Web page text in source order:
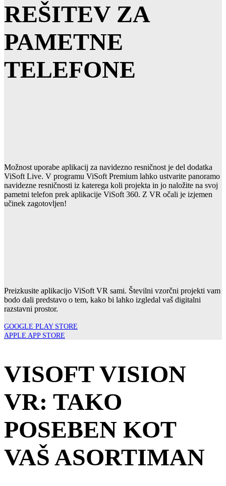
REŠITEV ZA
PAMETNE
TELEFONE
Možnost uporabe aplikacij za navidezno resničnost je del dodatka
ViSoft Live. V programu ViSoft Premium lahko ustvarite panoramo
navidezne resničnosti iz katerega koli projekta in jo naložite na svoj
pametni telefon prek aplikacije ViSoft 360. Z VR očali je izjemen
učinek zagotovljen!
Preizkusite aplikacijo ViSoft VR sami. Številni vzorčni projekti vam
bodo dali predstavo o tem, kako bi lahko izgledal vaš digitalni
razstavni prostor.
GOOGLE PLAY STORE
APPLE APP STORE
VISOFT VISION
VR: TAKO
POSEBEN KOT
VAŠ ASORTIMAN